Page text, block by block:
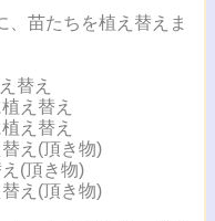
、苗たちを植え替えま
替え
え替え
え替え
え(頂き物)
(頂き物)
え(頂き物)